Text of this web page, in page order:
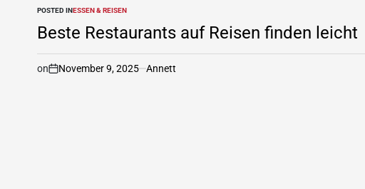
POSTED INESSEN & REISEN
Beste Restaurants auf Reisen finden leicht
on November 9, 2025 Annett